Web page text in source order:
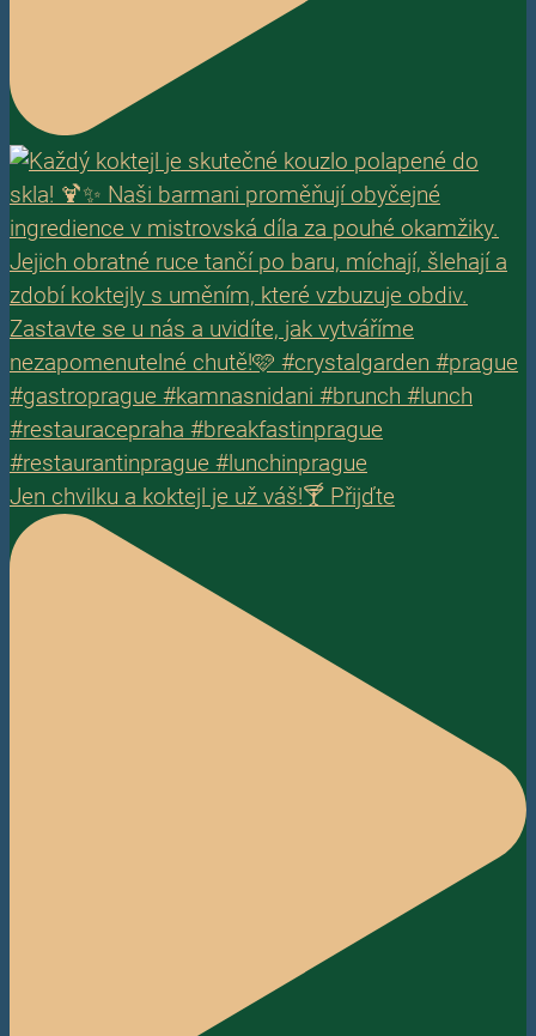
Jen chvilku a koktejl je už váš!🍸 Přijďte